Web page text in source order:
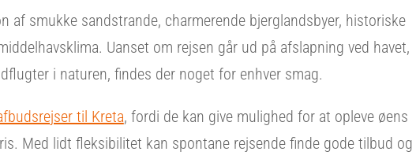
af smukke sandstrande, charmerende bjerglandsbyer, historiske
Uanset om rejsen går ud på afslapning ved havet,
i naturen, findes der noget for enhver smag.
til Kreta, fordi de kan give mulighed for at opleve øens
Med lidt fleksibilitet kan spontane rejsende finde gode tilbud og